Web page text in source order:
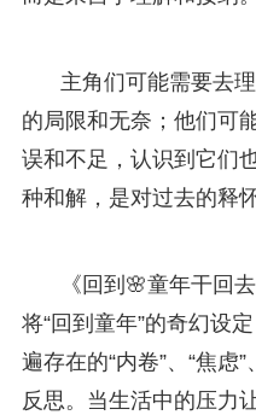
主角们可能需要去
的局限和无奈；他们可
误和不足，认识到它们
种和解，是对过去的释
《回到🌸童年干回
将“回到童年”的奇幻设
遍存在的“内卷”、“焦虑
反思。当生活中的压力